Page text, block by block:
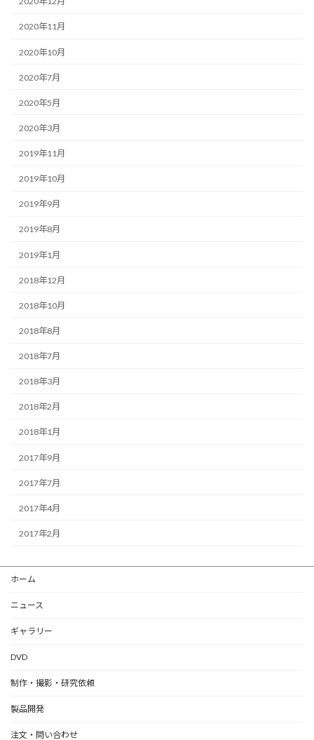
2020年11月
2020年10月
2020年7月
2020年5月
2020年3月
2019年11月
2019年10月
2019年9月
2019年8月
2019年1月
2018年12月
2018年10月
2018年8月
2018年7月
2018年3月
2018年2月
2018年1月
2017年9月
2017年7月
2017年4月
2017年2月
ホーム
ニュース
ギャラリー
DVD
制作・撮影・研究依頼
製品開発
注文・問い合わせ